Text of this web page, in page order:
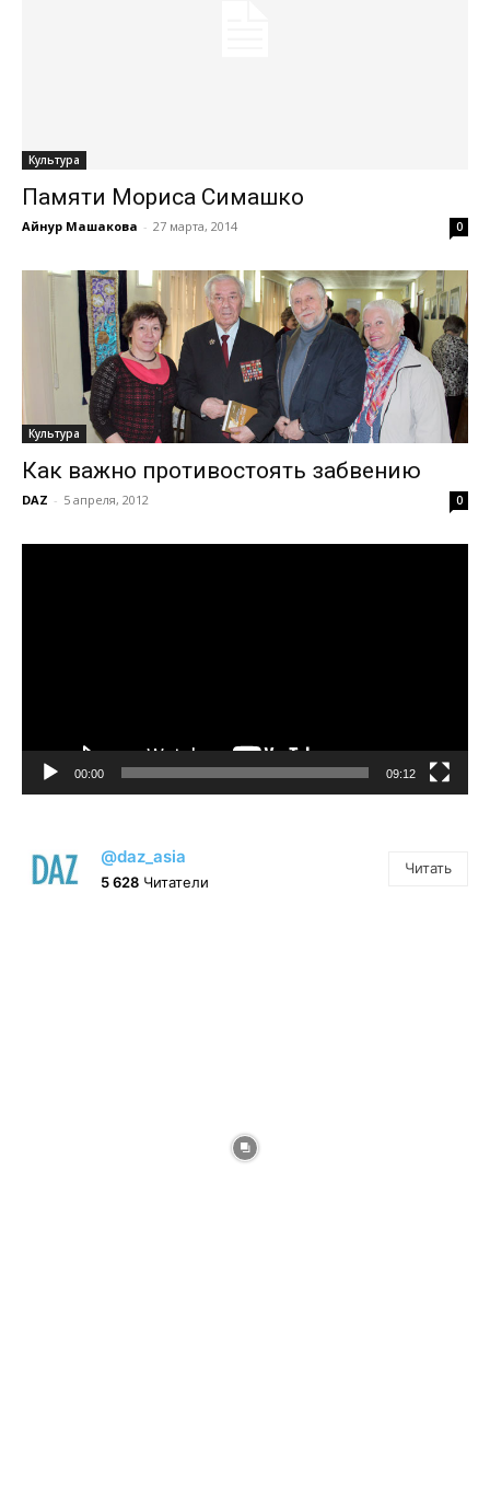
Культура
Памяти Мориса Симашко
Айнур Машакова - 27 марта, 2014 0
Культура
Как важно противостоять забвению
DAZ - 5 апреля, 2012 0
00:00 09:12
@daz_asia
5 628 Читатели
Читать